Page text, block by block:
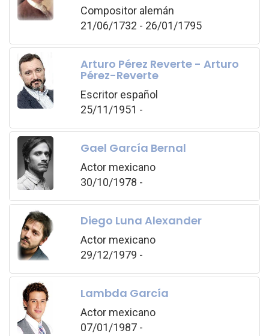
Compositor alemán
21/06/1732 - 26/01/1795
Arturo Pérez Reverte - Arturo
Pérez-Reverte
Escritor español
25/11/1951 -
Gael García Bernal
Actor mexicano
30/10/1978 -
Diego Luna Alexander
Actor mexicano
29/12/1979 -
Lambda García
Actor mexicano
07/01/1987 -